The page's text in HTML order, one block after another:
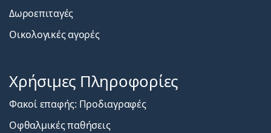
Δωροεπιταγές
Οικολογικές αγορές
Χρήσιμες Πληροφορίες
Φακοί επαφής: Προδιαγραφές
Οφθαλμικές παθήσεις